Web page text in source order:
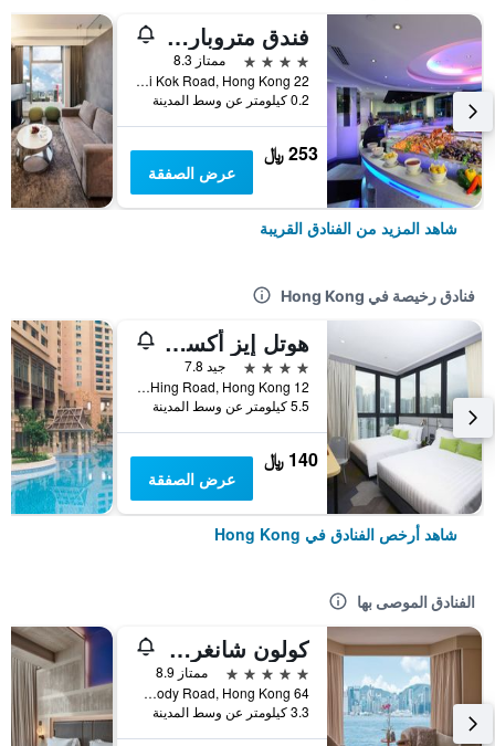
فندق متروبارك مونغكوك
4 نجوم
ممتاز 8.3
22 Lai Chi Kok Road, Hong Kong, هونغ كونغ
0.2 كيلومتر عن وسط المدينة
253 ﷼
عرض الصفقة
شاهد المزيد من الفنادق القريبة
فنادق رخيصة في Hong Kong
هوتل إيز أكسيس تسين وان
4 نجوم
جيد 7.8
12 Ka Hing Road, Hong Kong, هونغ كونغ
5.5 كيلومتر عن وسط المدينة
140 ﷼
عرض الصفقة
شاهد أرخص الفنادق في Hong Kong
الفنادق الموصى بها
كولون شانغري- لا
5 نجوم
ممتاز 8.9
64 Mody Road, Hong Kong, هونغ كونغ
3.3 كيلومتر عن وسط المدينة